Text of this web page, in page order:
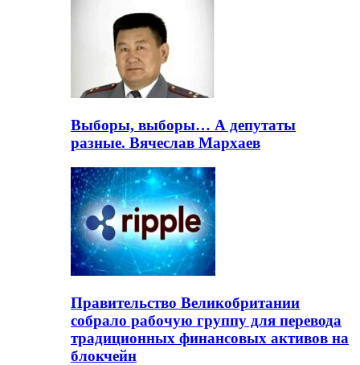
Выборы, выборы… А депутаты
разные. Вячеслав Мархаев
Правительство Великобритании
собрало рабочую группу для перевода
традиционных финансовых активов на
блокчейн